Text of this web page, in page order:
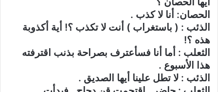
الحصان: أنا لا كذب .
الذئب : ( باستغراب ) أنت لا تكذب ؟! أية أكذوبة
هذه ؟!
الثعلب : أما أنا فسأعترف بصراحة بذنب اقترفته
هذا الأسبوع .
الذئب : لا تطل علينا أيها الصديق .